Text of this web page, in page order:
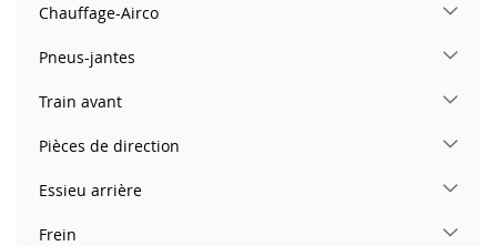
Chauffage-Airco
Pneus-jantes
Train avant
Pièces de direction
Essieu arrière
Frein